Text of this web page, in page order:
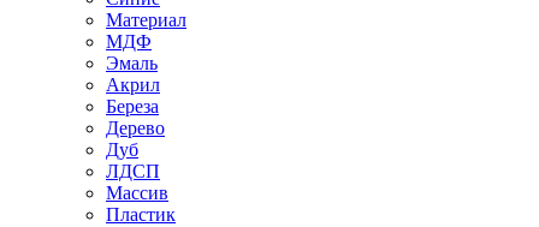
Материал
МДФ
Эмаль
Акрил
Береза
Дерево
Дуб
ЛДСП
Массив
Пластик